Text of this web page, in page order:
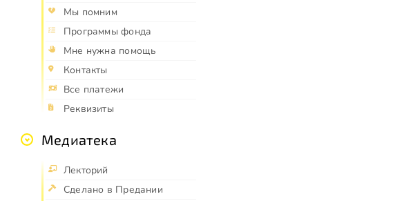
Мы помним
Программы фонда
Мне нужна помощь
Контакты
Все платежи
Реквизиты
Медиатека
Лекторий
Сделано в Предании